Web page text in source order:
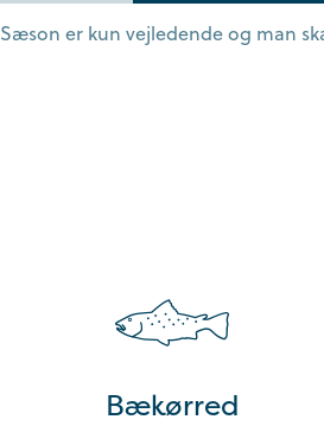
Sæson er kun vejledende og man
Bækørred